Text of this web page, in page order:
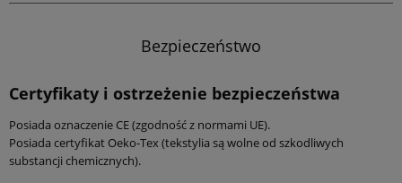
Bezpieczeństwo
Certyfikaty i ostrzeżenie bezpieczeństwa
Posiada oznaczenie CE (zgodność z normami UE).
Posiada certyfikat Oeko-Tex (tekstylia są wolne od szkodliwych
substancji chemicznych).